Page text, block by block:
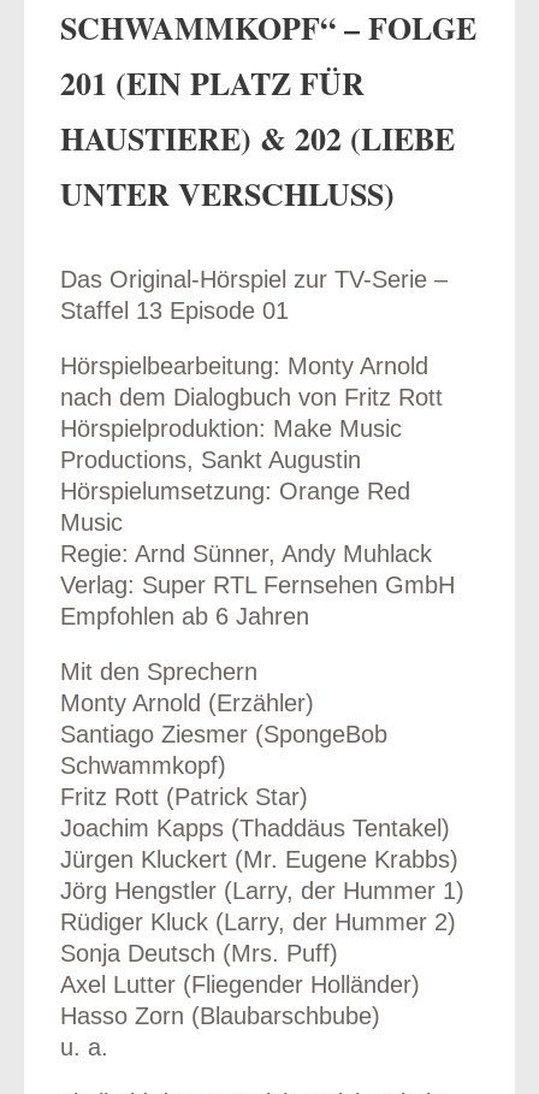
SCHWAMMKOPF“ – FOLGE
201 (EIN PLATZ FÜR
HAUSTIERE) & 202 (LIEBE
UNTER VERSCHLUSS)
Das Original-Hörspiel zur TV-Serie –
Staffel 13 Episode 01
Hörspielbearbeitung: Monty Arnold
nach dem Dialogbuch von Fritz Rott
Hörspielproduktion: Make Music
Productions, Sankt Augustin
Hörspielumsetzung: Orange Red
Music
Regie: Arnd Sünner, Andy Muhlack
Verlag: Super RTL Fernsehen GmbH
Empfohlen ab 6 Jahren
Mit den Sprechern
Monty Arnold (Erzähler)
Santiago Ziesmer (SpongeBob
Schwammkopf)
Fritz Rott (Patrick Star)
Joachim Kapps (Thaddäus Tentakel)
Jürgen Kluckert (Mr. Eugene Krabbs)
Jörg Hengstler (Larry, der Hummer 1)
Rüdiger Kluck (Larry, der Hummer 2)
Sonja Deutsch (Mrs. Puff)
Axel Lutter (Fliegender Holländer)
Hasso Zorn (Blaubarschbube)
u. a.